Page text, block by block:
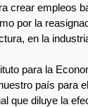
crear empleos
por la
en la
para la
país para
que diluye la